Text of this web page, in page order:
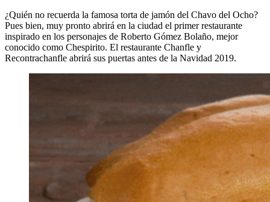
¿Quién no recuerda la famosa torta de jamón del Chavo del Ocho?
Pues bien, muy pronto abrirá en la ciudad el primer restaurante
inspirado en los personajes de Roberto Gómez Bolaño, mejor
conocido como Chespirito. El restaurante Chanfle y
Recontrachanfle abrirá sus puertas antes de la Navidad 2019.